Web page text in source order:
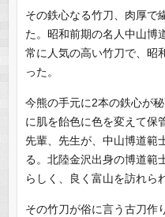
その鉄心なる竹刀、肉厚で
た。昭和前期の名人中山博
常に人気の高い竹刀で、昭
った。
今熊の手元に2本の鉄心が
に肌を飴色に色を変えて保
先輩、先生が、中山博道範
る。北陸金沢出身の博道範
らしく、良く富山を訪れら
その竹刀が俗に言う古刀作